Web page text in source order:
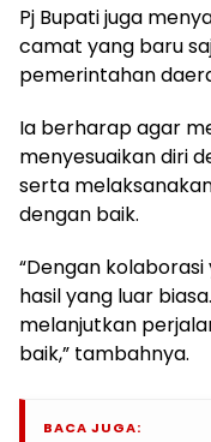
Pj Bupati juga
camat yang baru
pemerintahan
Ia berharap agar
menyesuaikan diri
serta
dengan baik.
“Dengan
hasil yang luar
melanjutkan
baik,” tambahnya.
BACA JUGA: